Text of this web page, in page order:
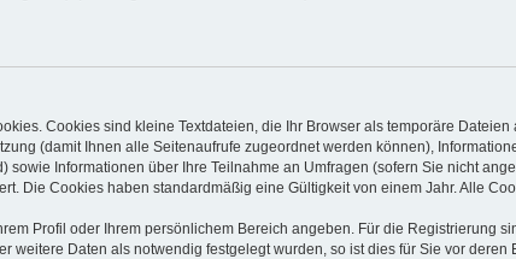
Cookies sind kleine Textdateien, die Ihr Browser als temporäre
(damit Ihnen alle Seitenaufrufe zugeordnet werden können),
Informationen über Ihre Teilnahme an Umfragen (sofern Sie nicht
Die Cookies haben standardmäßig eine Gültigkeit von einem Jahr. Alle
Profil oder Ihrem persönlichem Bereich angeben. Für die Registrierung
Daten als notwendig festgelegt wurden, so ist dies für Sie vor deren